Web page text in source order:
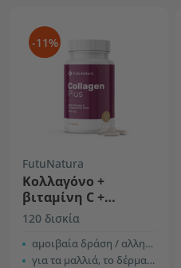
-11%
FutuNatura
Κολλαγόνο +
βιταμίνη C +
υαλουρονικό οξύ
120 δισκία
αμοιβαία δράση / αλληλεπίδραση
για τα μαλλιά, το δέρμα και τα νύχια